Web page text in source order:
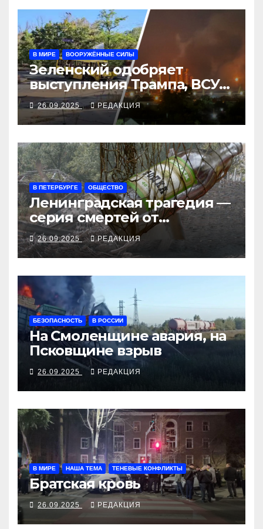
В МИРЕ ВООРУЖЁННЫЕ СИЛЫ
Зеленский одобряет
выступления Трампа, ВСУ
закрыли Добропольский
рубеж
26.09.2025 РЕДАКЦИЯ
В ПЕТЕРБУРГЕ ОБЩЕСТВО
Ленинградская трагедия —
серия смертей от
алкосуррогата
26.09.2025 РЕДАКЦИЯ
БЕЗОПАСНОСТЬ В РОССИИ
На Смоленщине авария, на
Псковщине взрыв
26.09.2025 РЕДАКЦИЯ
В МИРЕ НАША ТЕМА ТЕНЕВЫЕ КОНФЛИКТЫ
Братская кровь
26.09.2025 РЕДАКЦИЯ